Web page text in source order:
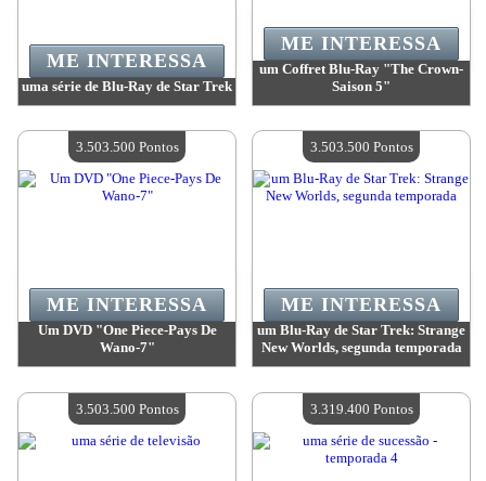
uma série de Blu-Ray de Star Trek
Quantidade disponível:4
ME INTERESSA
um Coffret Blu-Ray "The Crown-
Saison 5"
Quantidade disponível:4
ME INTERESSA
Um DVD "One Piece-Pays De
Wano-7"
Quantidade disponível:4
ME INTERESSA
3.503.500 Pontos
um Blu-Ray de Star Trek: Strange
New Worlds, segunda temporada
Quantidade disponível:4
ME INTERESSA
3.503.500 Pontos
3.503.500 Pontos 3.319.400 Pontos